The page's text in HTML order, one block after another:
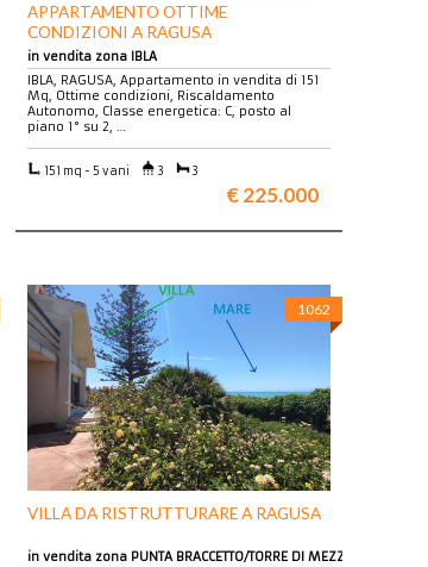
APPARTAMENTO OTTIME
CONDIZIONI A RAGUSA
in vendita zona IBLA
IBLA, RAGUSA, Appartamento in vendita di 151
Mq, Ottime condizioni, Riscaldamento
Autonomo, Classe energetica: C, posto al
piano 1° su 2, …
151 mq - 5 vani 3 3
€ 225.000
1062
VILLA DA RISTRUTTURARE A RAGUSA
in vendita zona PUNTA BRACCETTO/TORRE DI MEZZO